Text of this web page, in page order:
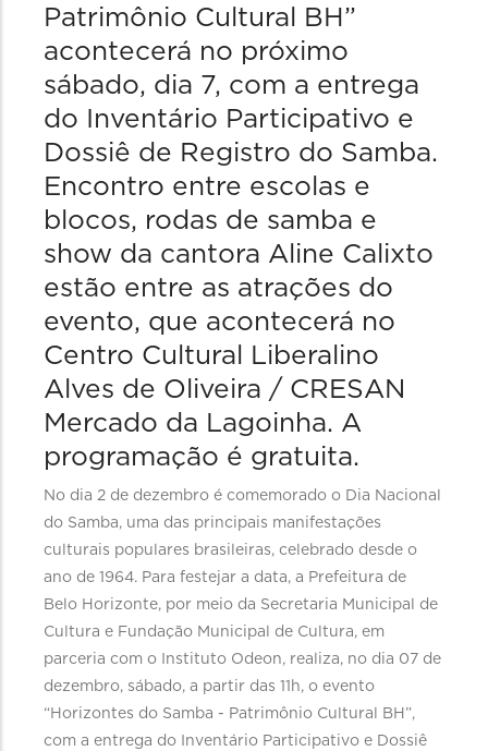
Patrimônio Cultural BH”
acontecerá no próximo
sábado, dia 7, com a entrega
do Inventário Participativo e
Dossiê de Registro do Samba.
Encontro entre escolas e
blocos, rodas de samba e
show da cantora Aline Calixto
estão entre as atrações do
evento, que acontecerá no
Centro Cultural Liberalino
Alves de Oliveira / CRESAN
Mercado da Lagoinha. A
programação é gratuita.
No dia 2 de dezembro é comemorado o Dia Nacional
do Samba, uma das principais manifestações
culturais populares brasileiras, celebrado desde o
ano de 1964. Para festejar a data, a Prefeitura de
Belo Horizonte, por meio da Secretaria Municipal de
Cultura e Fundação Municipal de Cultura, em
parceria com o Instituto Odeon, realiza, no dia 07 de
dezembro, sábado, a partir das 11h, o evento
“Horizontes do Samba - Patrimônio Cultural BH”,
com a entrega do Inventário Participativo e Dossiê